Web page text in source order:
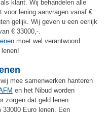
klant. Wij behandelen alle
voor lening aanvragen vanaf €
gelijk. Wij geven u een eerlijk
€ 33000,-.
moet wel verantwoord
mee samenwerken hanteren
en het Nibud worden
zorgen dat geld lenen
Euro lenen. Een